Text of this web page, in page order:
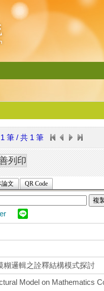
筆 / 共 1 筆
論文 QR Code
複
糊邏輯之詮釋結構模式探討
Model on Mathematics